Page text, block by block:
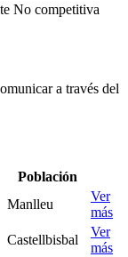
No competitiva
a través del
Población
Manlleu
Ver
más
Castellbisbal
Ver
más